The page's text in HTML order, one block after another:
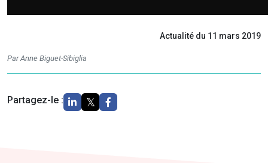
Actualité du 11 mars 2019
Par Anne Biguet-Sibiglia
Partagez-le :